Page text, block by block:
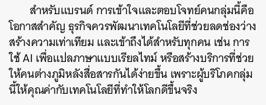
สำหรับแบรนด์ การเข้าใจและตอบโจทย์คนกลุ่มนี้คือ
โอกาสสำคัญ ธุรกิจควรพัฒนาเทคโนโลยีที่ช่วยลดช่องว่าง
สร้างความเท่าเทียม และเข้าถึงได้สำหรับทุกคน เช่น การ
ใช้ AI เพื่อแปลภาษาแบบเรียลไทม์ หรือสร้างบริการที่ช่วย
ให้คนต่างภูมิหลังสื่อสารกันได้ง่ายขึ้น เพราะผู้บริโภคกลุ่ม
นี้ให้คุณค่ากับเทคโนโลยีที่ทำให้โลกดีขึ้นจริง